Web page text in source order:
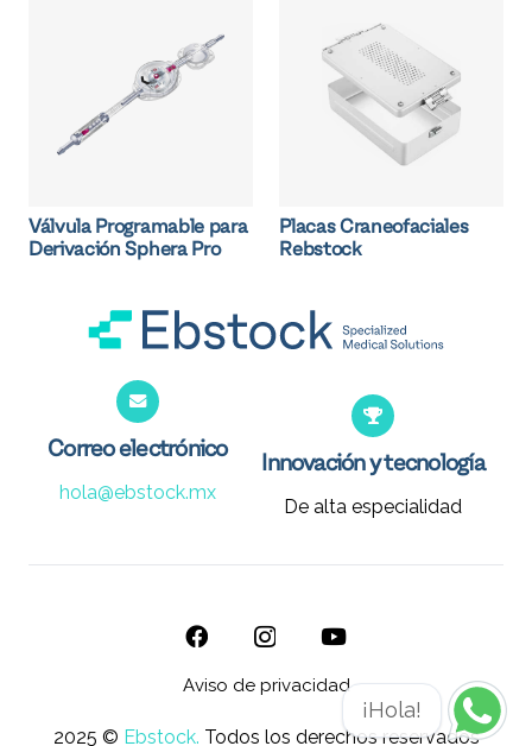
Válvula Programable para
Derivación Sphera Pro
Placas Craneofaciales
Rebstock
Correo electrónico
hola@ebstock.mx
Innovación y tecnología
De alta especialidad
Aviso de privacidad
2025 © Ebstock. Todos los derechos reservados
¡Hola!